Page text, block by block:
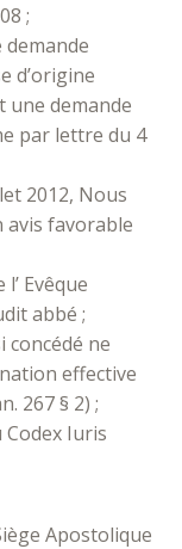
;
d’origine
une demande
par lettre du 4
2012, Nous
avis favorable
Evêque
abbé ;
concédé ne
effective
267 § 2) ;
Codex Iuris
Apostolique